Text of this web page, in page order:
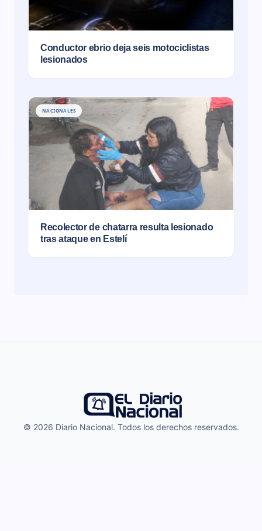
Conductor ebrio deja seis motociclistas
lesionados
NACIONALES
Recolector de chatarra resulta lesionado
tras ataque en Estelí
© 2026 Diario Nacional. Todos los derechos reservados.